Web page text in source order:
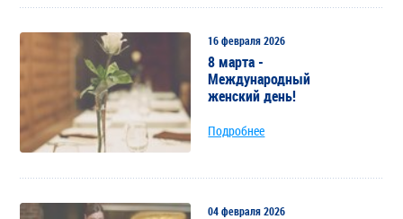
16 февраля 2026
8 марта -
Международный
женский день!
Подробнее
04 февраля 2026